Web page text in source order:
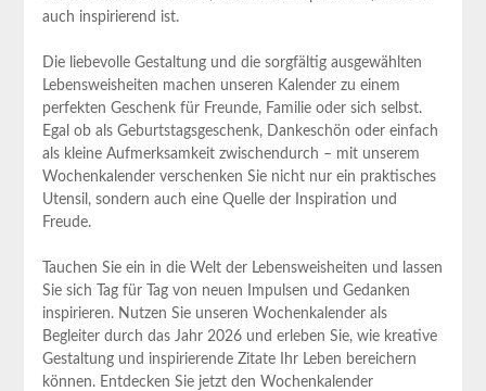
auch inspirierend ist.
Die liebevolle Gestaltung und die sorgfältig ausgewählten
Lebensweisheiten machen unseren Kalender zu einem ​
perfekten Geschenk für Freunde, Familie oder ​sich selbst.
Egal ob als Geburtstagsgeschenk, Dankeschön oder einfach
als kleine Aufmerksamkeit⁤ zwischendurch – mit unserem
⁢Wochenkalender verschenken Sie‍ nicht⁢ nur ein praktisches⁢
Utensil, sondern auch‌ eine ‍Quelle der Inspiration und
Freude.
Tauchen ⁢Sie ein in die Welt der Lebensweisheiten und lassen
Sie sich Tag für Tag von‍ neuen Impulsen und Gedanken
inspirieren. Nutzen Sie‌ unseren Wochenkalender als
Begleiter durch das Jahr 2026 und erleben Sie, wie kreative
Gestaltung und⁤ inspirierende Zitate Ihr Leben bereichern
können. Entdecken Sie jetzt den Wochenkalender